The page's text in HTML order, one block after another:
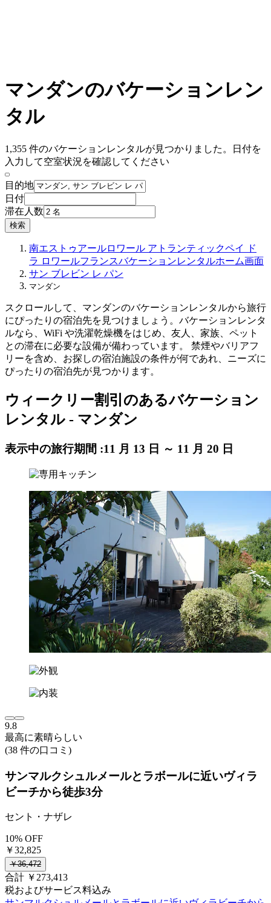
マンダンのバケーションレン
タル
1,355 件のバケーションレンタルが見つかりました。日付を
入力して空室状況を確認してください
目的地
日付
滞在人数
検索
南エストゥアールロワール アトランティックペイ ド
ラ ロワールフランスバケーションレンタルホーム画面
サン ブレビン レ パン
マンダン
スクロールして、マンダンのバケーションレンタルから旅行
にぴったりの宿泊先を見つけましょう。バケーションレンタ
ルなら、WiFi や洗濯乾燥機をはじめ、友人、家族、ペット
との滞在に必要な設備が備わっています。 禁煙やバリアフ
リーを含め、お探しの宿泊施設の条件が何であれ、ニーズに
ぴったりの宿泊先が見つかります。
ウィークリー割引のあるバケーション
レンタル - マンダン
表示中の旅行期間 :11 月 13 日 ～ 11 月 20 日
9.8
最高に素晴らしい
(38 件の口コミ)
サンマルクシュルメールとラボールに近いヴィラ
ビーチから徒歩3分
セント・ナザレ
10% OFF
￥32,825
￥36,472
合計 ￥273,413
税およびサービス料込み